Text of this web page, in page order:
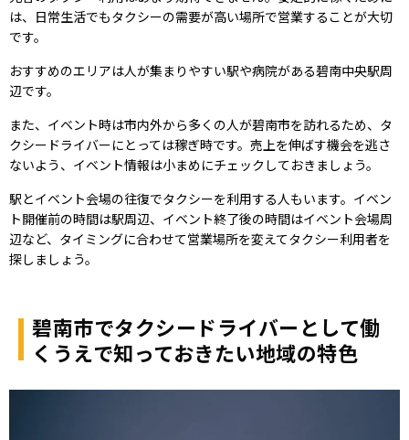
は、日常生活でもタクシーの需要が高い場所で営業することが大切
です。
おすすめのエリアは人が集まりやすい駅や病院がある碧南中央駅周
辺です。
また、イベント時は市内外から多くの人が碧南市を訪れるため、タ
クシードライバーにとっては稼ぎ時です。売上を伸ばす機会を逃さ
ないよう、イベント情報は小まめにチェックしておきましょう。
駅とイベント会場の往復でタクシーを利用する人もいます。イベン
ト開催前の時間は駅周辺、イベント終了後の時間はイベント会場周
辺など、タイミングに合わせて営業場所を変えてタクシー利用者を
探しましょう。
碧南市でタクシードライバーとして働
くうえで知っておきたい地域の特色